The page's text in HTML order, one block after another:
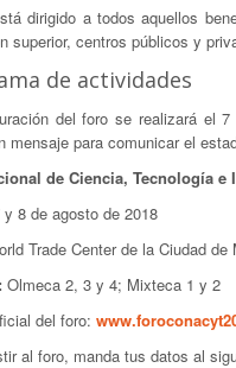
dirigido a todos aquellos
superior, centros públicos y
de actividades
del foro se realizará el
mensaje para comunicar el
de Ciencia, Tecnología e
y 8 de agosto de 2018
Trade Center de la Ciudad
Olmeca 2, 3 y 4; Mixteca 1 y 2
del foro:
al foro, manda tus datos al